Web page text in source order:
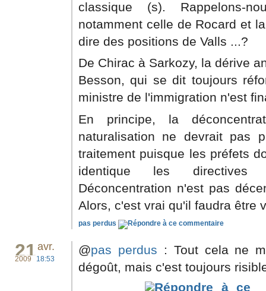
classique (s). Rappelons-
notamment celle de Rocard et
dire des positions de Valls ...?
De Chirac à Sarkozy, la dérive
Besson, qui se dit toujours
ministre de l'immigration n'est
En principe, la
naturalisation ne devrait pas
traitement puisque les préfets
identique les directives
Déconcentration n'est pas
Alors, c'est vrai qu'il faudra être
pas perdus
21avr.
2009 18:53
@pas perdus : Tout cela ne
dégoût, mais c'est toujours